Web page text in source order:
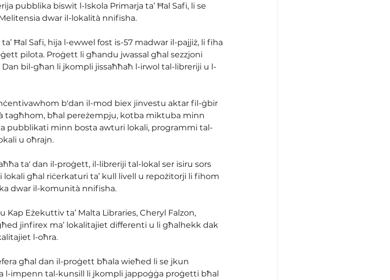
pubblika biswit l-Iskola Primarja ta’ Ħal Safi, li se
dwar il-lokalità nnifisha.
Ħal Safi, hija l-ewwel fost is-57 madwar il-pajjiż, li fiha
pilota. Proġett li għandu jwassal għal sezzjoni
Dan bil-għan li jkompli jissaħħaħ l-irwol tal-libreriji u l-
b'dan il-mod biex jinvestu aktar fil-ġbir
tagħhom, bħal pereżempju, kotba miktuba minn
pubblikati minn bosta awturi lokali, programmi tal-
u oħrajn.
ta' dan il-proġett, il-libreriji tal-lokal ser isiru sors
għal riċerkaturi ta’ kull livell u repożitorji li fihom
dwar il-komunità nnifisha.
Kap Eżekuttiv ta’ Malta Libraries, Cheryl Falzon,
jinfirex ma’ lokalitajiet differenti u li għalhekk dak
l-oħra.
għal dan il-proġett bħala wieħed li se jkun
l-impenn tal-kunsill li jkompli jappoġġa proġetti bħal